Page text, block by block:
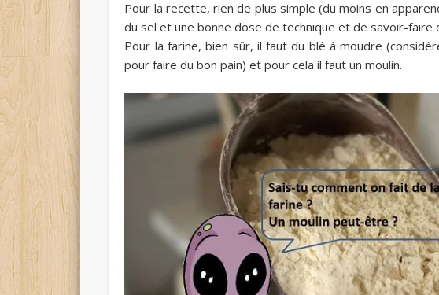
Pour la recette, rien de plus simple (du moins en
du sel et une bonne dose de technique et de savoir-faire
Pour la farine, bien sûr, il faut du blé à moudre
pour faire du bon pain) et pour cela il faut un moulin.